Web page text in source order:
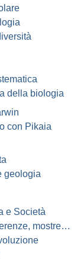
della biologia
con Pikaia
geologia
e Società
mostre…